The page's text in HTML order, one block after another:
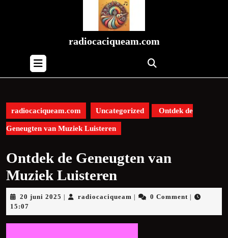
radiocaciqueam.com
Button
radiocaciqueam.com Uncategorized Ontdek de
Geneugten van Muziek Luisteren
Ontdek de Geneugten van
Muziek Luisteren
20 juni 2025 20
2025
radiocaciqueam radiocaciqueam
0 Comment
15:07